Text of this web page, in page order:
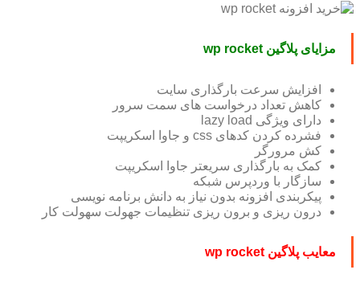
مزایای پلاگین wp rocket
افزایش سرعت بارگذاری سایت
کاهش تعداد درخواست های سمت سرور
دارای ویژگی lazy load
فشرده کردن کدهای css و جاوا اسکریپت
کش مرورگر
کمک به بارگذاری سریعتر جاوا اسکریپت
سازگار با وردپرس شبکه
پیکربندی افزونه بدون نیاز به دانش برنامه نویسی
درون ریزی و برون ریزی تنظیمات جهولت سهولت کار
معایب پلاگین wp rocket